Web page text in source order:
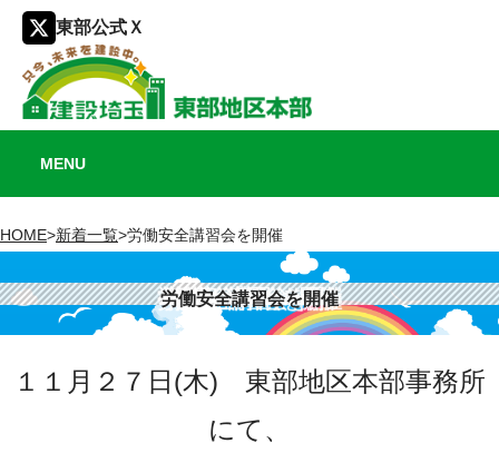
東部公式Ｘ
MENU
HOME>新着一覧>労働安全講習会を開催
労働安全講習会を開催
１１月２７日(木) 東部地区本部事務所
にて、